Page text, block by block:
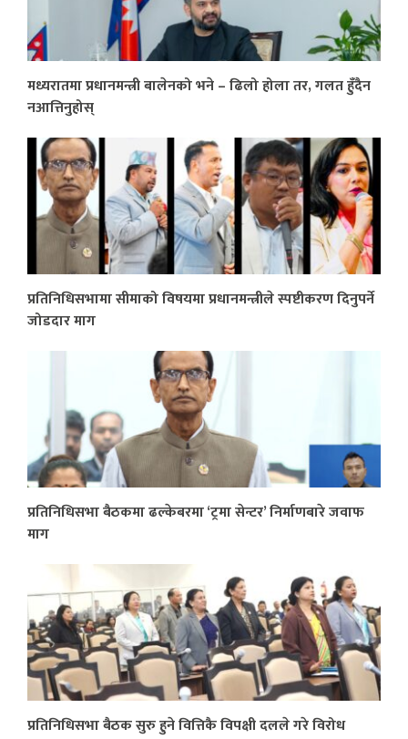
मध्यरातमा प्रधानमन्त्री बालेनको भने – ढिलो होला तर, गलत हुँदैन
नआत्तिनुहोस्
प्रतिनिधिसभामा सीमाको विषयमा प्रधानमन्त्रीले स्पष्टीकरण दिनुपर्ने
जोडदार माग
प्रतिनिधिसभा बैठकमा ढल्केबरमा ‘ट्रमा सेन्टर’ निर्माणबारे जवाफ
माग
प्रतिनिधिसभा बैठक सुरु हुने वित्तिकै विपक्षी दलले गरे विरोध